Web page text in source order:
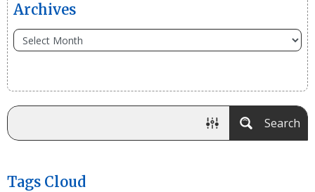
Archives
Search
Tags Cloud